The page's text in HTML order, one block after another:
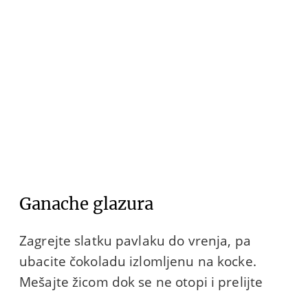
Ganache glazura
Zagrejte slatku pavlaku do vrenja, pa
ubacite čokoladu izlomljenu na kocke.
Mešajte žicom dok se ne otopi i prelijte